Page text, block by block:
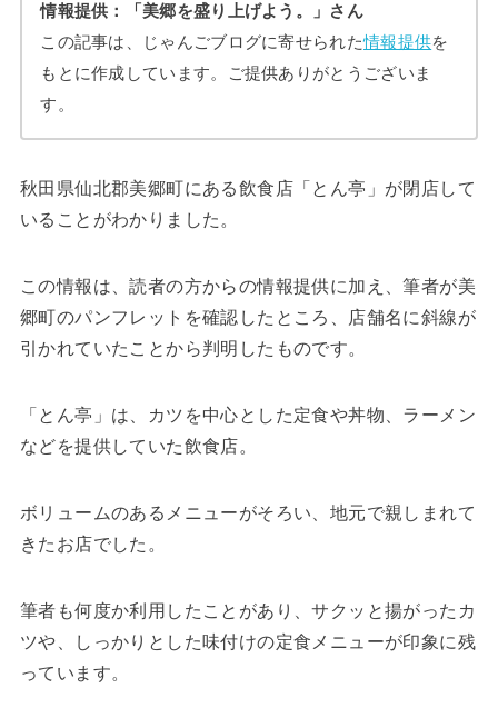
情報提供：「美郷を盛り上げよう。」さん
この記事は、じゃんごブログに寄せられた情報提供を
もとに作成しています。ご提供ありがとうございま
す。
秋田県仙北郡美郷町にある飲食店「とん亭」が閉店して
いることがわかりました。
この情報は、読者の方からの情報提供に加え、筆者が美
郷町のパンフレットを確認したところ、店舗名に斜線が
引かれていたことから判明したものです。
「とん亭」は、カツを中心とした定食や丼物、ラーメン
などを提供していた飲食店。
ボリュームのあるメニューがそろい、地元で親しまれて
きたお店でした。
筆者も何度か利用したことがあり、サクッと揚がったカ
ツや、しっかりとした味付けの定食メニューが印象に残
っています。